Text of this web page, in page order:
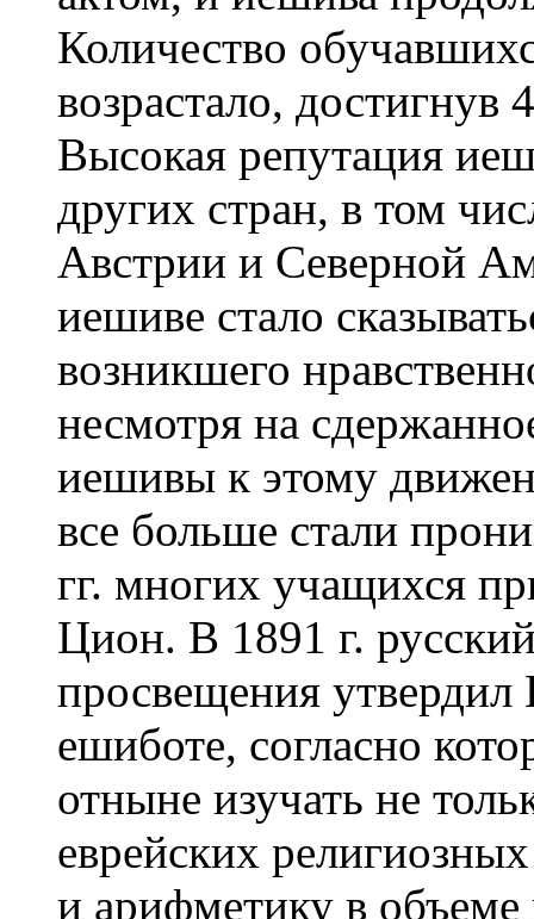
Количество
возрастало, достигнув
Высокая репутация
других стран, в том
Австрии и Северной
иешиве стало
возникшего
несмотря на
иешивы к этому
все больше стали
гг. многих учащихся
Цион. В 1891 г.
просвещения
ешиботе, согласно
отныне изучать не
еврейских
и арифметику в объеме